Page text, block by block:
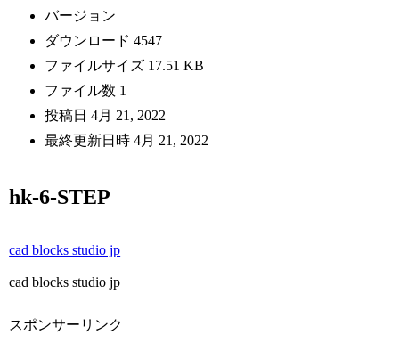
バージョン
ダウンロード4547
ファイルサイズ 17.51 KB
ファイル数 1
投稿日4月 21, 2022
最終更新日時4月 21, 2022
hk-6-STEP
cad blocks studio jp
cad blocks studio jp
スポンサーリンク